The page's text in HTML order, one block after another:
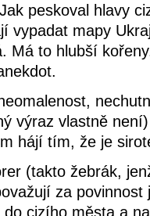
peskoval hlavy
vypadat mapy
Má to hlubší
výraz vlastně
hájí tím, že je
(takto žebrák,
za povinnost
cizího města a